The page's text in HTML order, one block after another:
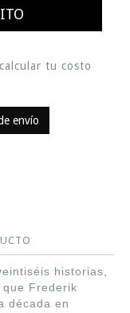
tu costo
envío
historias,
Frederik
década en